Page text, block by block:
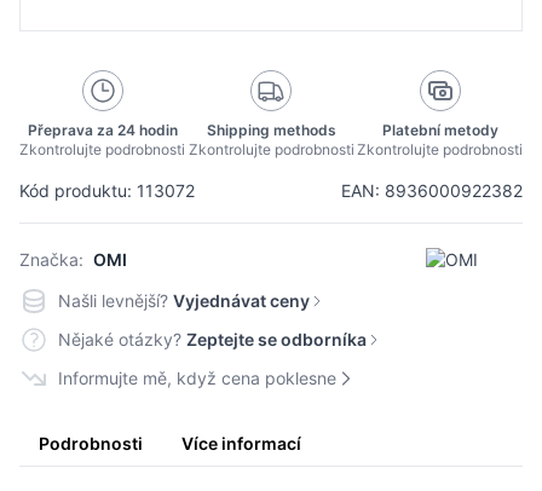
Kód produktu: 113072 EAN: 8936000922382
Značka: OMI
Přeprava za 24 hodin
Zkontrolujte podrobnosti
Shipping methods
Zkontrolujte podrobnosti
Platební metody
Zkontrolujte podrobnosti
Našli levnější? Vyjednávat ceny
Nějaké otázky? Zeptejte se odborníka
Informujte mě, když cena poklesne
Podrobnosti Více informací